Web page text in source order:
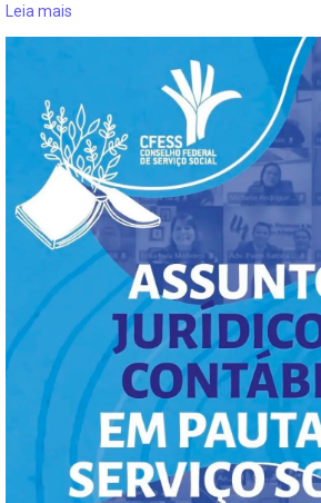
Leia mais